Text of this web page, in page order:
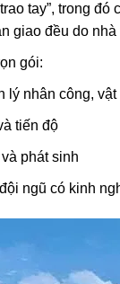
tay”, trong
giao đều do
gói:
lý nhân công, vật
tiến độ
phát sinh
ngũ có kinh